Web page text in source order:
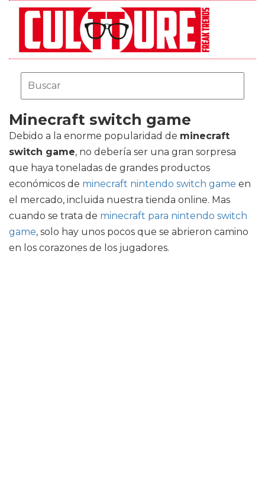
Minecraft switch game
Debido a la enorme popularidad de minecraft
switch game, no debería ser una gran sorpresa
que haya toneladas de grandes productos
económicos de minecraft nintendo switch game en
el mercado, incluida nuestra tienda online. Mas
cuando se trata de minecraft para nintendo switch
game, solo hay unos pocos que se abrieron camino
en los corazones de los jugadores.